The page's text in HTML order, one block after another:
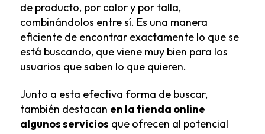
de producto, por color y por talla,
combinándolos entre sí. Es una manera
eficiente de encontrar exactamente lo que se
está buscando, que viene muy bien para los
usuarios que saben lo que quieren.
Junto a esta efectiva forma de buscar,
también destacan en la tienda online
algunos servicios que ofrecen al potencial